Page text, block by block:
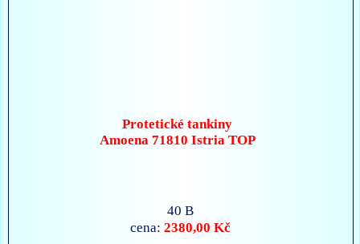
Protetické tankiny
Amoena 71810 Istria TOP
40 B
cena:2380,00 Kč